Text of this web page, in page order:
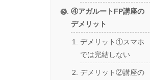
④アガルートFP講座の
デメリット
デメリット①スマホ
では完結しない
デメリット②講座の